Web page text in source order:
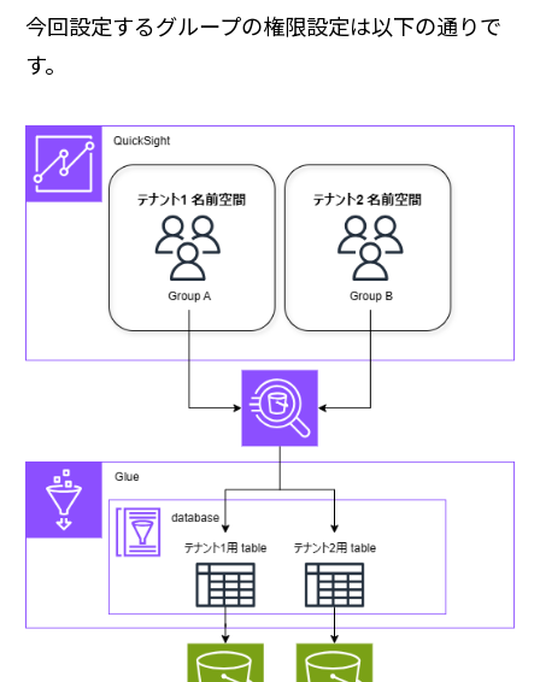
今回設定するグループの権限設定は以下の通りで
す。